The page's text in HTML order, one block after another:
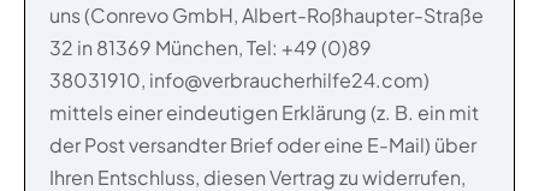
uns (Conrevo GmbH, Albert-Roßhaupter-Straße
32 in 81369 München, Tel: +49 (0)89
38031910, info@verbraucherhilfe24.com)
mittels einer eindeutigen Erklärung (z. B. ein mit
der Post versandter Brief oder eine E-Mail) über
Ihren Entschluss, diesen Vertrag zu widerrufen,